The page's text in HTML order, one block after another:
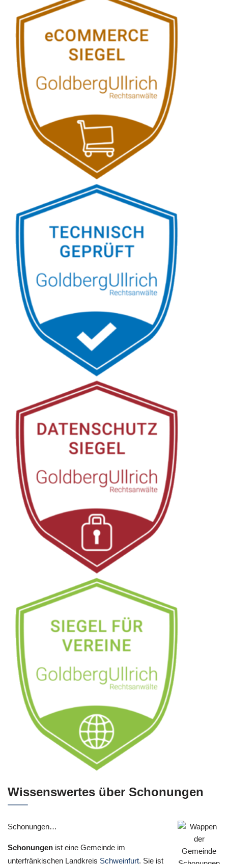
Wissenswertes über Schonungen
Schonungen…
Schonungen ist eine Gemeinde im
unterfränkischen Landkreis Schweinfurt. Sie ist